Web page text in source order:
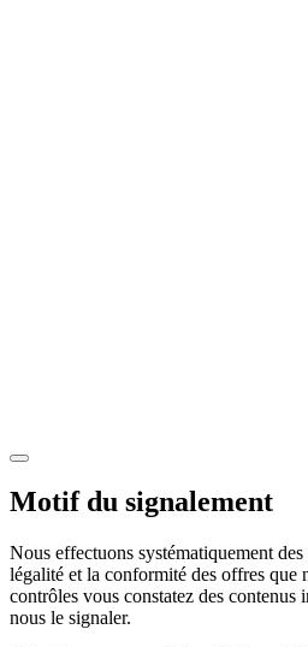
Motif du signalement
Nous effectuons systématiquement
légalité et la conformité des offres que
contrôles vous constatez des contenus
nous le signaler.